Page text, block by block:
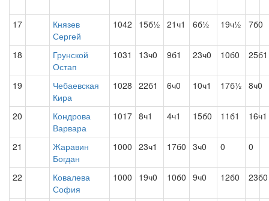
17
Князев
Сергей
1042 15б½ 21ч1 6б½ 19ч½ 7б0
18
Грунской
Остап
1031 13ч0 9б1 23ч0 10б0 25б1
19
Чебаевская
Кира
1028 22б1 6ч0 10ч1 17б½ 8ч0
20
Кондрова
Варвара
1017 8ч1 4ч1 15б0 11б1 16ч1
21
Жаравин
Богдан
1000 23ч1 17б0 3ч0 0 0
22
Ковалева
София
1000 19ч0 10б0 9ч0 12б0 23б0